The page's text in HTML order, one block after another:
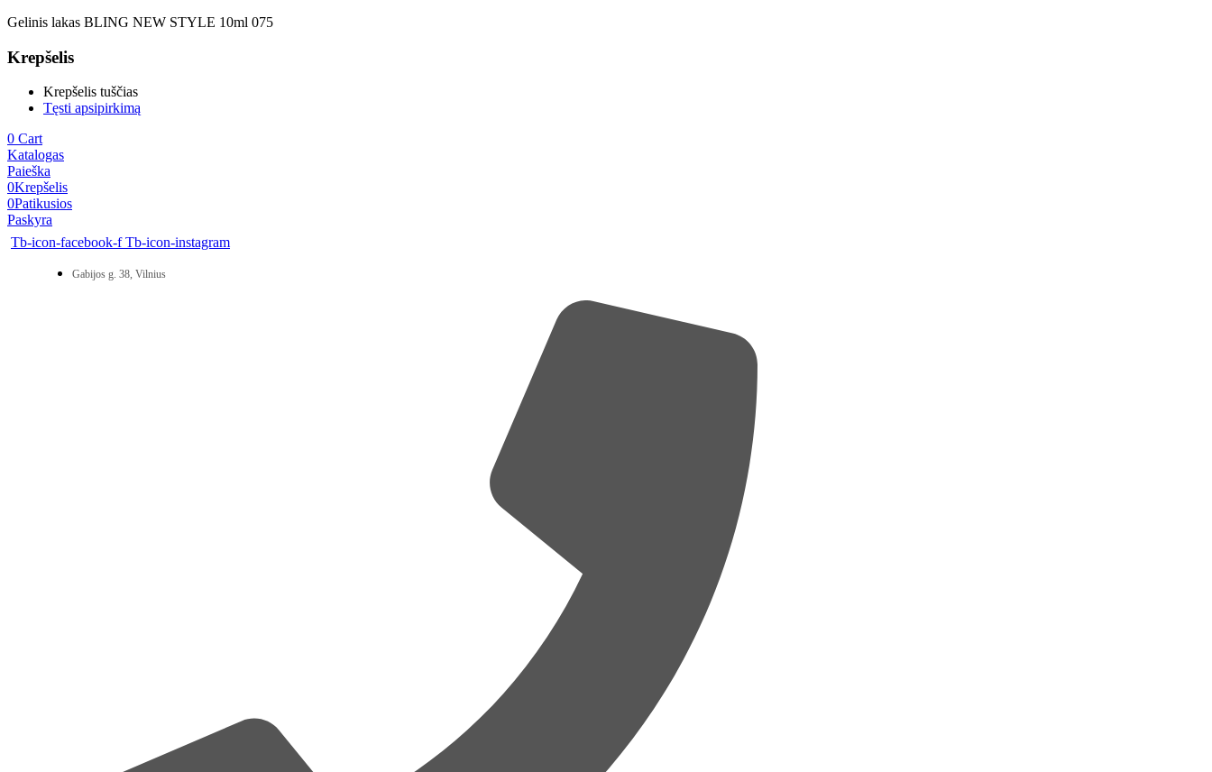
Gelinis lakas BLING NEW STYLE 10ml 075
Krepšelis
Krepšelis tuščias
Tęsti apsipirkimą
0 Cart
Katalogas
Paieška
0Krepšelis
0Patikusios
Paskyra
Tb-icon-facebook-f Tb-icon-instagram
Gabijos g. 38, Vilnius